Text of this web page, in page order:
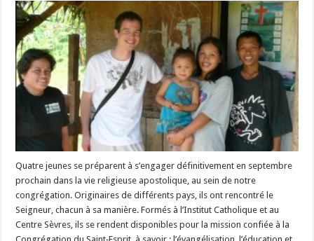
de
jeunes
spiritains
Mathieu
Quatre jeunes se préparent à s’engager définitivement en septembre
prochain dans la vie religieuse apostolique, au sein de notre
congrégation. Originaires de différents pays, ils ont rencontré le
Seigneur, chacun à sa manière. Formés à l’Institut Catholique et au
Centre Sèvres, ils se rendent disponibles pour la mission confiée à la